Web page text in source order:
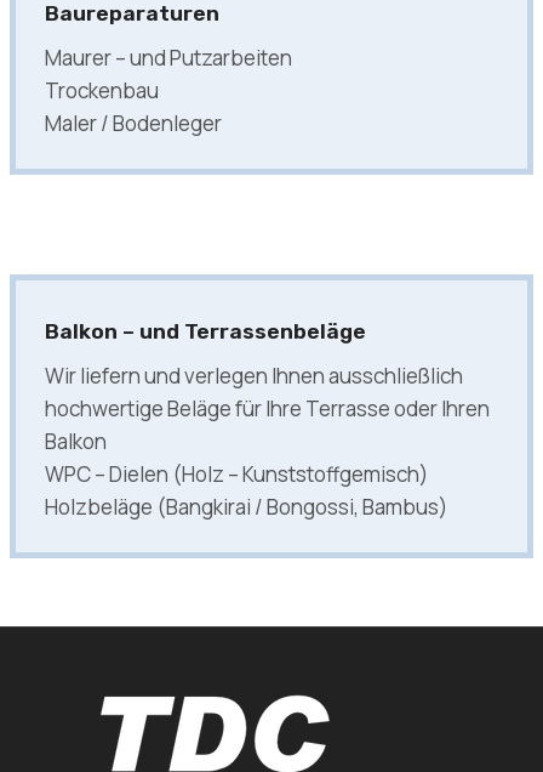
Baureparaturen
Maurer – und Putzarbeiten
Trockenbau
Maler / Bodenleger
Balkon – und Terrassenbeläge
Wir liefern und verlegen Ihnen ausschließlich
hochwertige Beläge für Ihre Terrasse oder Ihren
Balkon
WPC – Dielen (Holz – Kunststoffgemisch)
Holzbeläge (Bangkirai / Bongossi, Bambus)